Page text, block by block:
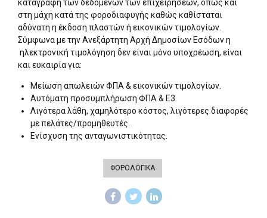
καταγραφή των δεδομένων των επιχειρήσεων, όπως και
στη μάχη κατά της φοροδιαφυγής καθώς καθίσταται
αδύνατη η έκδοση πλαστών ή εικονικών τιμολογίων.
Σύμφωνα με την Ανεξάρτητη Αρχή Δημοσίων Εσόδων η
ηλεκτρονική τιμολόγηση δεν είναι μόνο υποχρέωση, είναι
και ευκαιρία για:
Μείωση απωλειών ΦΠΑ & εικονικών τιμολογίων.
Αυτόματη προσυμπλήρωση ΦΠΑ & Ε3.
Λιγότερα λάθη, χαμηλότερο κόστος, λιγότερες διαφορές
με πελάτες/προμηθευτές.
Ενίσχυση της ανταγωνιστικότητας.
ΦΟΡΟΛΟΓΙΚΑ